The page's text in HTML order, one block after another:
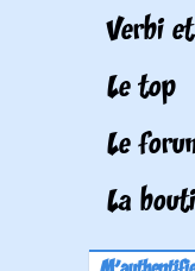
Verbi
Le top
Le
La